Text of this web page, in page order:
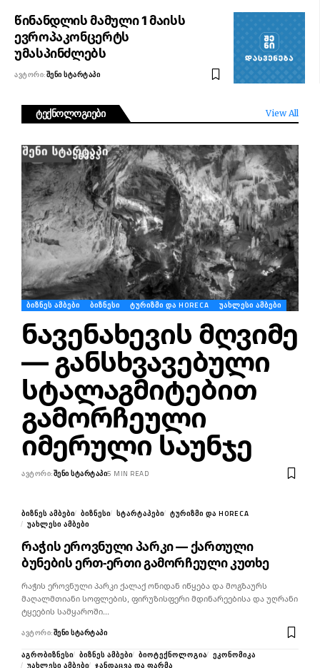
წინანდლის მამული 1 მაისს
ევროპაკონცერტს
უმასპინძლებს
ᲐᲕᲢᲝᲠᲘ:ᲨᲔᲜᲘ ᲡᲢᲐᲠᲢᲐᲞᲘ
ტექნოლოგიები View All
ᲑᲘᲖᲜᲔᲡ ᲐᲛᲑᲔᲑᲘ ᲑᲘᲖᲜᲔᲡᲘ ᲢᲣᲠᲘᲖᲛᲘ ᲓᲐ HORECA ᲣᲐᲮᲚᲔᲡᲘ ᲐᲛᲑᲔᲑᲘ
ნავენახევის მღვიმე
— განსხვავებული
სტალაგმიტებით
გამორჩეული
იმერული საუნჯე
ᲐᲕᲢᲝᲠᲘ:ᲨᲔᲜᲘ ᲡᲢᲐᲠᲢᲐᲞᲘ5 MIN READ
ᲑᲘᲖᲜᲔᲡ ᲐᲛᲑᲔᲑᲘ ᲑᲘᲖᲜᲔᲡᲘ ᲡᲢᲐᲠᲢᲐᲞᲔᲑᲘ ᲢᲣᲠᲘᲖᲛᲘ ᲓᲐ HORECA
ᲣᲐᲮᲚᲔᲡᲘ ᲐᲛᲑᲔᲑᲘ
რაჭის ეროვნული პარკი — ქართული
ბუნების ერთ-ერთი გამორჩეული კუთხე
რაჭის ეროვნული პარკი ქალაქ ონიდან იწყება და მოგზაურს
მაღალმთიანი სოფლების, ფირუზისფერი მდინარეებისა და უღრანი
ტყეების სამყაროში…
ᲐᲕᲢᲝᲠᲘ:ᲨᲔᲜᲘ ᲡᲢᲐᲠᲢᲐᲞᲘ
ᲐᲒᲠᲝᲑᲘᲖᲜᲔᲡᲘ ᲑᲘᲖᲜᲔᲡ ᲐᲛᲑᲔᲑᲘ ᲑᲘᲝᲢᲔᲥᲜᲝᲚᲝᲒᲘᲐ ᲔᲙᲝᲜᲝᲛᲘᲙᲐ
ᲣᲐᲮᲚᲔᲡᲘ ᲐᲛᲑᲔᲑᲘ ᲯᲐᲜᲓᲐᲪᲕᲐ ᲓᲐ ᲤᲐᲠᲛᲐ